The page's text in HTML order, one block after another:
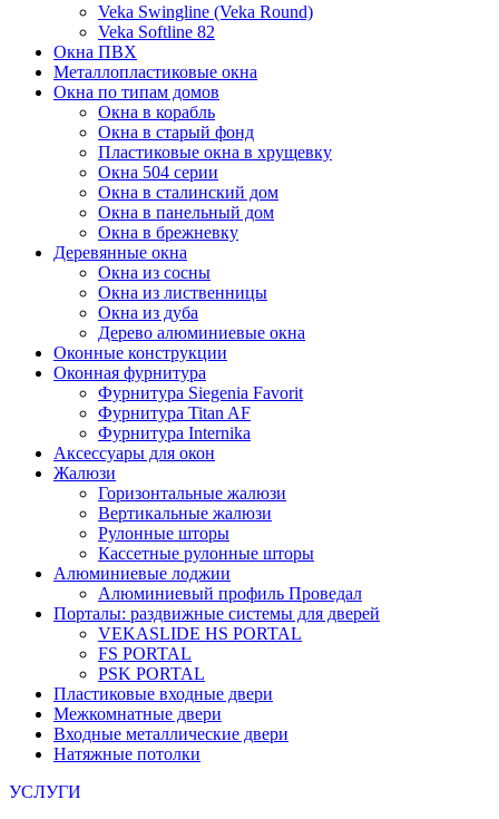
Veka Swingline (Veka Round)
Veka Softline 82
Окна ПВХ
Металлопластиковые окна
Окна по типам домов
Окна в корабль
Окна в старый фонд
Пластиковые окна в хрущевку
Окна 504 серии
Окна в сталинский дом
Окна в панельный дом
Окна в брежневку
Деревянные окна
Окна из сосны
Окна из лиственницы
Окна из дуба
Дерево алюминиевые окна
Оконные конструкции
Оконная фурнитура
Фурнитура Siegenia Favorit
Фурнитура Titan AF
Фурнитура Internika
Аксессуары для окон
Жалюзи
Горизонтальные жалюзи
Вертикальные жалюзи
Рулонные шторы
Кассетные рулонные шторы
Алюминиевые лоджии
Алюминиевый профиль Проведал
Порталы: раздвижные системы для дверей
VEKASLIDE HS PORTAL
FS PORTAL
PSK PORTAL
Пластиковые входные двери
Межкомнатные двери
Входные металлические двери
Натяжные потолки
УСЛУГИ